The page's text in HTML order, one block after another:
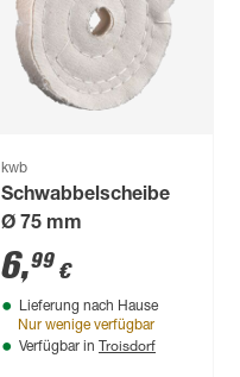
kwb
Schwabbelscheibe
Ø 75 mm
6,99 €
Lieferung nach Hause
Nur wenige verfügbar
Verfügbar in Troisdorf